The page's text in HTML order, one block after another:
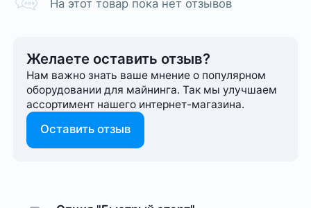
На этот товар пока нет отзывов
Желаете оставить отзыв?
Нам важно знать ваше мнение о популярном
оборудовании для майнинга. Так мы улучшаем
ассортимент нашего интернет-⁠магазина.
Оставить отзыв